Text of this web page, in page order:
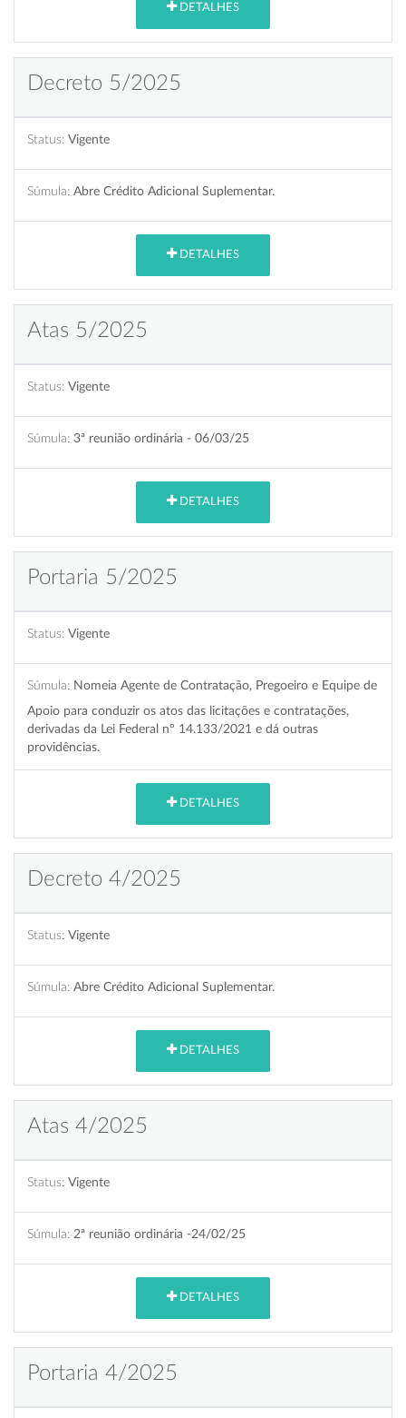
DETALHES
Decreto 5/2025
Status: Vigente
Súmula: Abre Crédito Adicional Suplementar.
DETALHES
Atas 5/2025
Status: Vigente
Súmula: 3ª reunião ordinária - 06/03/25
DETALHES
Portaria 5/2025
Status: Vigente
Súmula: Nomeia Agente de Contratação, Pregoeiro e Equipe de
Apoio para conduzir os atos das licitações e contratações,
derivadas da Lei Federal nº 14.133/2021 e dá outras
providências.
DETALHES
Decreto 4/2025
Status: Vigente
Súmula: Abre Crédito Adicional Suplementar.
DETALHES
Atas 4/2025
Status: Vigente
Súmula: 2ª reunião ordinária -24/02/25
DETALHES
Portaria 4/2025